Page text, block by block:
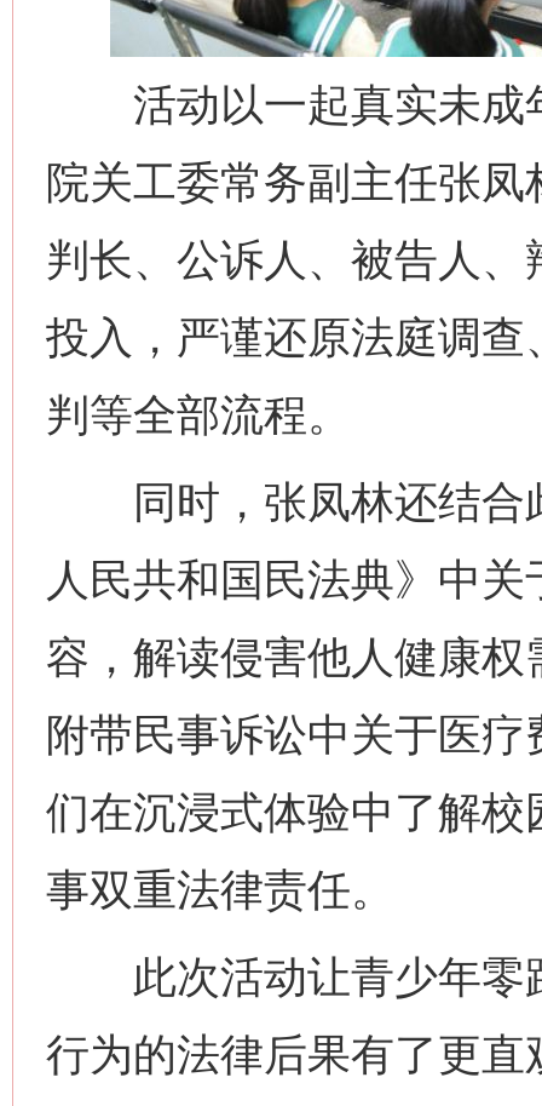
活动以一起真实未成
院关工委常务副主任张
判长、公诉人、被告人
投入，严谨还原法庭调
判等全部流程。
同时，张凤林还结合
人民共和国民法典》中
容，解读侵害他人健康
附带民事诉讼中关于医
们在沉浸式体验中了解
事双重法律责任。
此次活动让青少年零
行为的法律后果有了更
网上购药对药下症？